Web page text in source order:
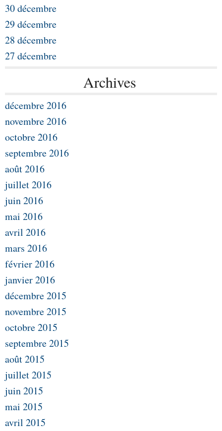
30 décembre
29 décembre
28 décembre
27 décembre
Archives
décembre 2016
novembre 2016
octobre 2016
septembre 2016
août 2016
juillet 2016
juin 2016
mai 2016
avril 2016
mars 2016
février 2016
janvier 2016
décembre 2015
novembre 2015
octobre 2015
septembre 2015
août 2015
juillet 2015
juin 2015
mai 2015
avril 2015